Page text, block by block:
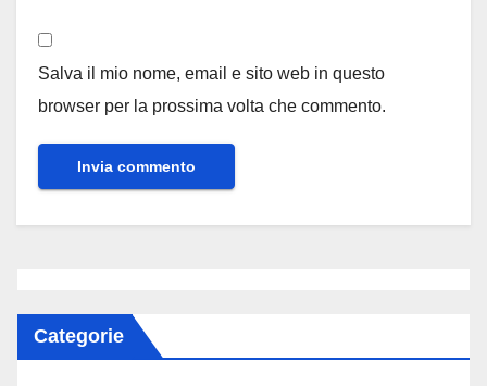
Salva il mio nome, email e sito web in questo
browser per la prossima volta che commento.
Categorie